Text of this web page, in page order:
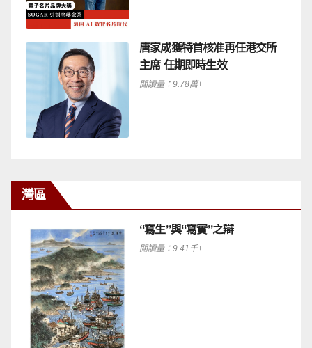
唐家成獲特首核准再任港交所
主席 任期即時生效
閱讀量：9.78萬+
灣區
“寫生”與“寫實”之辯
閱讀量：9.41千+